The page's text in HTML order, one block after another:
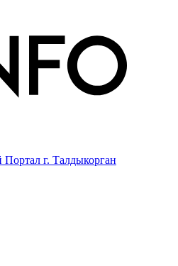
г. Талдыкорган